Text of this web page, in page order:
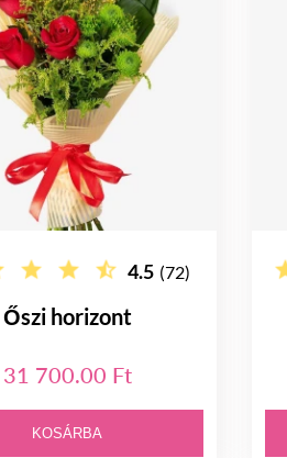
4.5 (72)
Őszi horizont
31 700.00 Ft
KOSÁRBA